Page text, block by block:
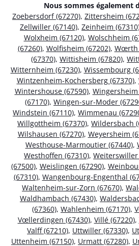
Nous sommes également
Zoebersdorf (67270), Zittersheim
Zellwiller (67140), Zeinheim
Wolxheim (67120), Wolschheim
(67260), Wolfisheim (67202), Wœrth
(67370), Wittisheim (67820),
Witternheim (67230), Wissembourg
Wintzenheim-Kochersberg (67370),
Wintershouse (67590), Wingersheim
(67170), Wingen-sur-Moder
Windstein (67110), Wimmenau
Willgottheim (67370), Wildersbach
Wilshausen (67270), Weyersheim
Westhouse-Marmoutier (67440),
Westhoffen (67310), Weiterswiller
(67500), Weislingen (67290),
(67310), Wangenbourg-Engenthal
Waltenheim-sur-Zorn (67670),
Waldhambach (67430),
(67360), Wahlenheim (67170),
Vœllerdingen (67430), Villé (67220),
Valff (67210), Uttwiller (67330),
Uttenheim (67150), Urmatt (67280),